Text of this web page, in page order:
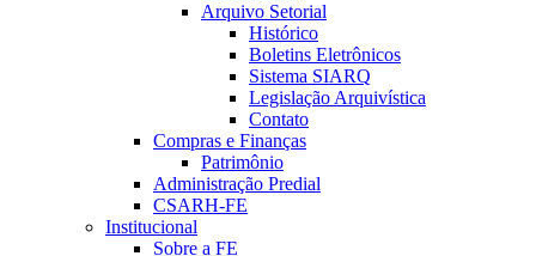
Arquivo Setorial
Histórico
Boletins Eletrônicos
Sistema SIARQ
Legislação Arquivística
Contato
Compras e Finanças
Patrimônio
Administração Predial
CSARH-FE
Institucional
Sobre a FE